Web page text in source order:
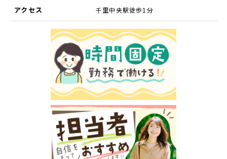
アクセス 千里中央駅徒歩1分